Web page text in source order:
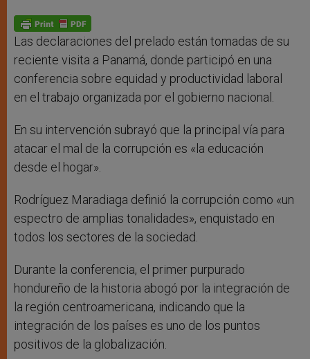
p
p
g
e
r
o
k
Las declaraciones del prelado están tomadas de su
reciente visita a Panamá, donde participó en una
conferencia sobre equidad y productividad laboral
en el trabajo organizada por el gobierno nacional.
En su intervención subrayó que la principal vía para
atacar el mal de la corrupción es «la educación
desde el hogar».
Rodríguez Maradiaga definió la corrupción como «un
espectro de amplias tonalidades», enquistado en
todos los sectores de la sociedad.
Durante la conferencia, el primer purpurado
hondureño de la historia abogó por la integración de
la región centroamericana, indicando que la
integración de los países es uno de los puntos
positivos de la globalización.